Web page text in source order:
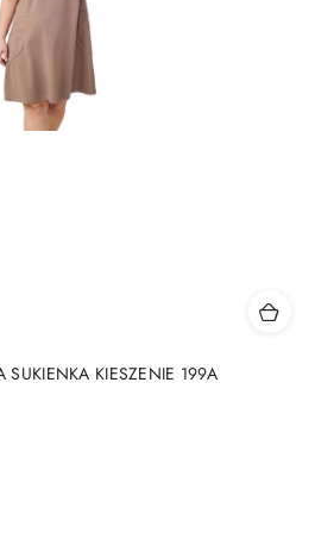
SUKIENKA KIESZENIE 199A